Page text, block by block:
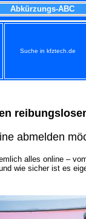
Abkürzungs-ABC
Suche in kfztech.de
abmelden
alles online –
wie sicher ist es